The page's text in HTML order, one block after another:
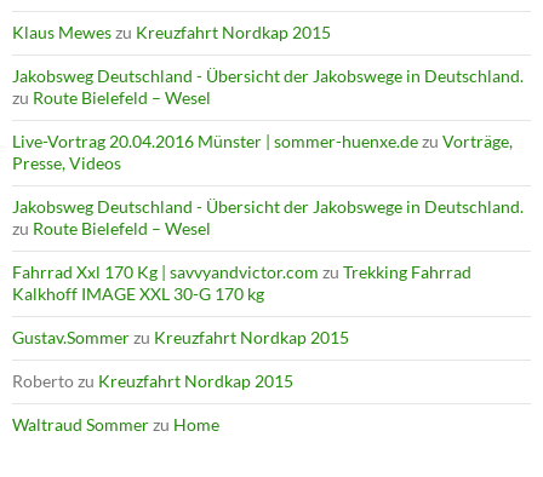
Klaus Meweszu Kreuzfahrt Nordkap 2015
Jakobsweg Deutschland - Übersicht der Jakobswege in Deutschland.
zu Route Bielefeld – Wesel
Live-Vortrag 20.04.2016 Münster | sommer-huenxe.dezu Vorträge,
Presse, Videos
Jakobsweg Deutschland - Übersicht der Jakobswege in Deutschland.
zu Route Bielefeld – Wesel
Fahrrad Xxl 170 Kg | savvyandvictor.com zu Trekking Fahrrad
Kalkhoff IMAGE XXL 30-G 170 kg
Gustav.Sommerzu Kreuzfahrt Nordkap 2015
Robertozu Kreuzfahrt Nordkap 2015
Waltraud Sommerzu Home